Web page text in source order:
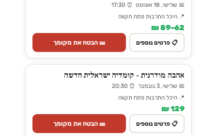
📅 שלישי, 18 אוגוסט ⏰ 17:30
📍 היכל התרבות פתח תקווה
62–89 ₪
📋 פרטים נוספים 🎫 הבטח את מקומך
אהבה מודרנית - קומדיה ישראלית חדשה
📅 שלישי, 3 נובמבר ⏰ 20:30
📍 היכל התרבות פתח תקווה
129 ₪
📋 פרטים נוספים 🎫 הבטח את מקומך